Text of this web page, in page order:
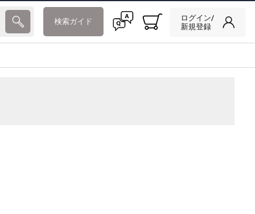
検索ガイド
ログイン/
新規登録